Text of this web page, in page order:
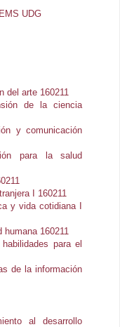
UDG
del arte 160211
de la ciencia
y comunicación
para la salud
I 160211
y vida cotidiana I
humana 160211
para el
de la información
al desarrollo